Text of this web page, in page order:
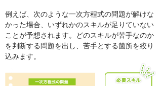
例えば、次のような一次方程式の問題が解けな
かった場合、いずれかのスキルが足りていない
ことが予想されます。どのスキルが苦手なのか
を判断する問題を出し、苦手とする箇所を絞り
込みます。